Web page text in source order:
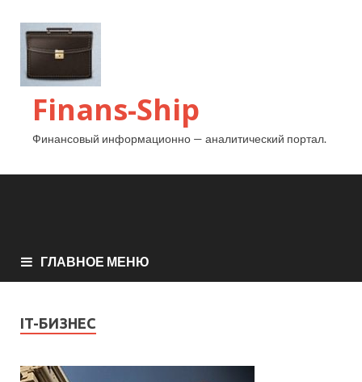
Finans-Ship
Финансовый информационно — аналитический портал.
ГЛАВНОЕ МЕНЮ
IT-БИЗНЕС